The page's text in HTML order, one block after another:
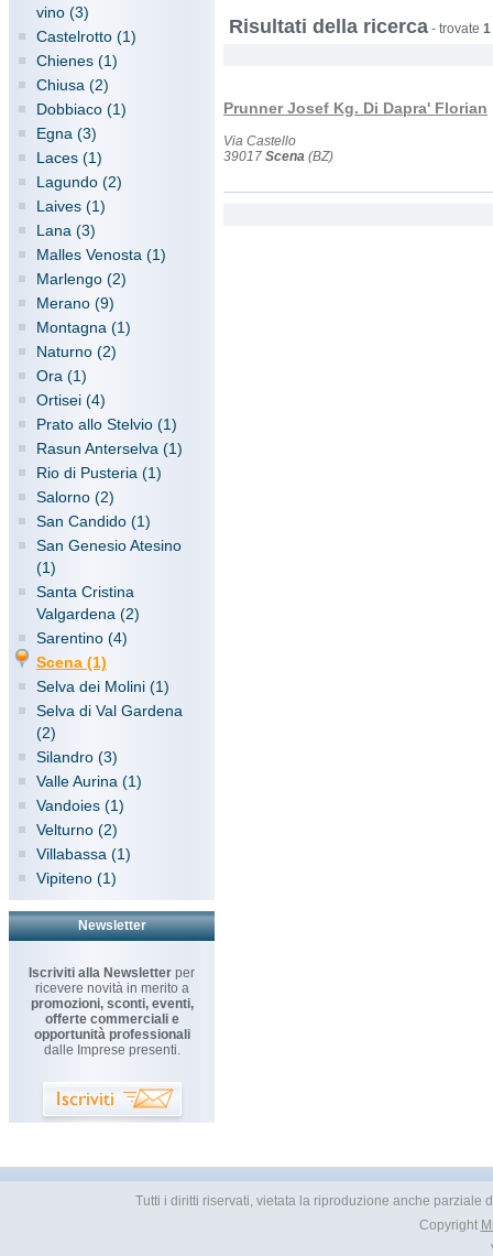
vino (3)
Castelrotto (1)
Chienes (1)
Chiusa (2)
Dobbiaco (1)
Egna (3)
Laces (1)
Lagundo (2)
Laives (1)
Lana (3)
Malles Venosta (1)
Marlengo (2)
Merano (9)
Montagna (1)
Naturno (2)
Ora (1)
Ortisei (4)
Prato allo Stelvio (1)
Rasun Anterselva (1)
Rio di Pusteria (1)
Salorno (2)
San Candido (1)
San Genesio Atesino
(1)
Santa Cristina
Valgardena (2)
Sarentino (4)
Scena (1)
Selva dei Molini (1)
Selva di Val Gardena
(2)
Silandro (3)
Valle Aurina (1)
Vandoies (1)
Velturno (2)
Villabassa (1)
Vipiteno (1)
Newsletter
Iscriviti alla Newsletter per
ricevere novità in merito a
promozioni, sconti, eventi,
offerte commerciali e
opportunità professionali
dalle Imprese presenti.
Risultati della ricerca - trovate 1
Prunner Josef Kg. Di Dapra' Florian
Via Castello
39017 Scena (BZ)
Tutti i diritti riservati, vietata la riproduzione anche parziale
Copyright